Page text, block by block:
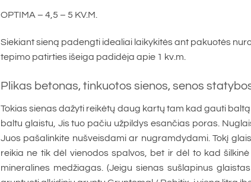
OPTIMA – 4,5 – 5 KV.M.
Siekiant sieną padengti idealiai laikykitės ant pakuotės
tepimo patirties išeiga padidėja apie 1 kv.m.
Plikas betonas, tinkuotos sienos, senos
Tokias sienas dažyti reikėtų daug kartų tam kad gauti
baltu glaistu, Jis tuo pačiu užpildys esančias poras.
Juos pašalinkite nušveisdami ar nugramdydami. Tokį
reikia ne tik dėl vienodos spalvos, bet ir dėl to kad
mineralines medžiagas. (Jeigu sienas sušlapinus